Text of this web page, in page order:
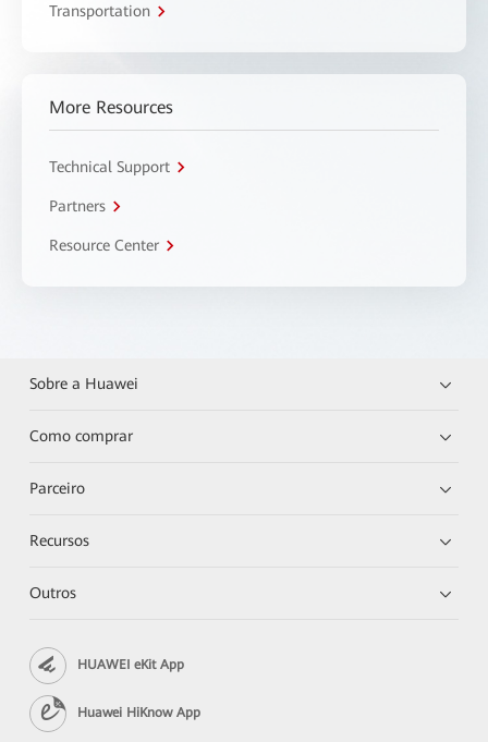
Transportation
More Resources
Technical Support
Partners
Resource Center
Sobre a Huawei
Como comprar
Parceiro
Recursos
Outros
HUAWEI eKit App
Huawei HiKnow App